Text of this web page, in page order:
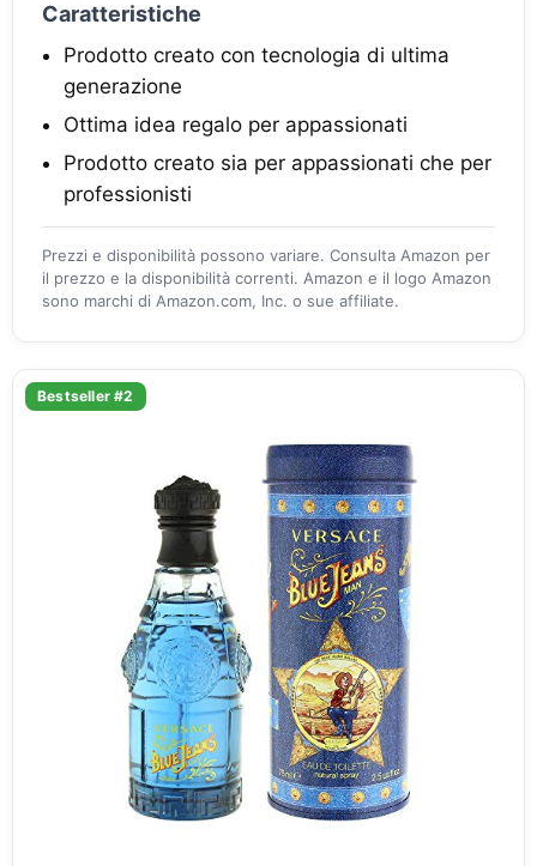
Caratteristiche
Prodotto creato con tecnologia di ultima
generazione
Ottima idea regalo per appassionati
Prodotto creato sia per appassionati che per
professionisti
Prezzi e disponibilità possono variare. Consulta Amazon per
il prezzo e la disponibilità correnti. Amazon e il logo Amazon
sono marchi di Amazon.com, Inc. o sue affiliate.
Bestseller #2